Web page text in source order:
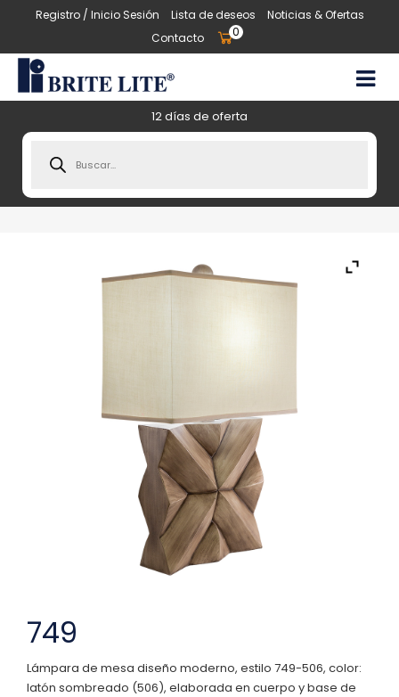
Registro / Inicio Sesión Lista de deseos
Noticias & Ofertas
Contacto
0
12 días de oferta
search
749
Lámpara de mesa diseño moderno, estilo 749-506, color:
latón sombreado (506), elaborada en cuerpo y base de